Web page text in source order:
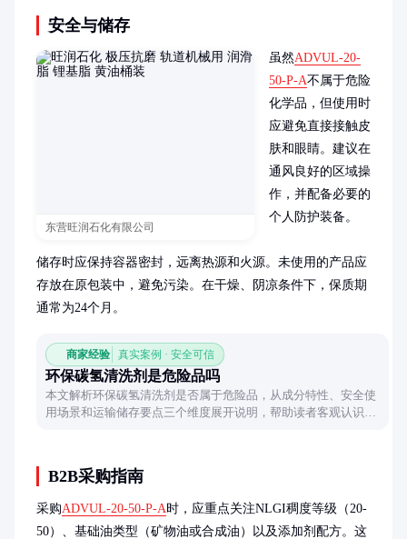
安全与储存
东营旺润石化有限公司
虽然ADVUL-20-
50-P-A不属于危险
化学品，但使用时
应避免直接接触皮
肤和眼睛。建议在
通风良好的区域操
作，并配备必要的
个人防护装备。
储存时应保持容器密封，远离热源和火源。未使用的产品应
存放在原包装中，避免污染。在干燥、阴凉条件下，保质期
通常为24个月。
商家经验 真实案例 · 安全可信
环保碳氢清洗剂是危险品吗
本文解析环保碳氢清洗剂是否属于危险品，从成分特性、安全使
用场景和运输储存要点三个维度展开说明，帮助读者客观认识其
B2B采购指南
采购ADVUL-20-50-P-A时，应重点关注NLGI稠度等级（20-
50）、基础油类型（矿物油或合成油）以及添加剂配方。这